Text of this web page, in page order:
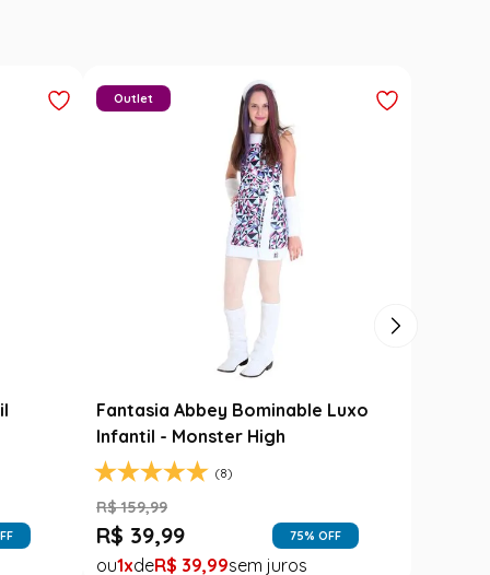
Junina Bebê Menina
Floral com Renda
Saia Infantil Festa Junina
Xadrez Preto com Girassol
R$ 129,99
R$ 78